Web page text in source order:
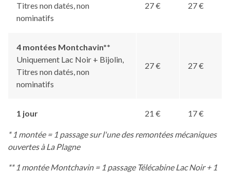
Titres non datés, non
nominatifs
27 € 27 €
4 montées Montchavin**
Uniquement Lac Noir + Bijolin,
Titres non datés, non
nominatifs
27 € 27 €
1 jour 21 € 17 €
* 1 montée = 1 passage sur l'une des remontées mécaniques
ouvertes à La Plagne
** 1 montée Montchavin = 1 passage Télécabine Lac Noir + 1